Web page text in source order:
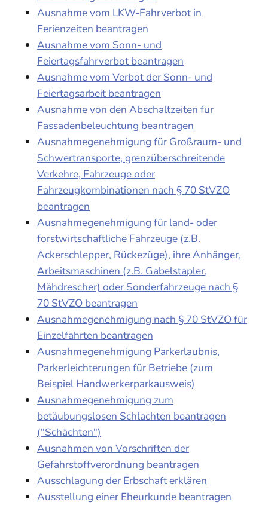
Ausnahme vom LKW-Fahrverbot in
Ferienzeiten beantragen
Ausnahme vom Sonn- und
Feiertagsfahrverbot beantragen
Ausnahme vom Verbot der Sonn- und
Feiertagsarbeit beantragen
Ausnahme von den Abschaltzeiten für
Fassadenbeleuchtung beantragen
Ausnahmegenehmigung für Großraum- und
Schwertransporte, grenzüberschreitende
Verkehre, Fahrzeuge oder
Fahrzeugkombinationen nach § 70 StVZO
beantragen
Ausnahmegenehmigung für land- oder
forstwirtschaftliche Fahrzeuge (z.B.
Ackerschlepper, Rückezüge), ihre Anhänger,
Arbeitsmaschinen (z.B. Gabelstapler,
Mähdrescher) oder Sonderfahrzeuge nach §
70 StVZO beantragen
Ausnahmegenehmigung nach § 70 StVZO für
Einzelfahrten beantragen
Ausnahmegenehmigung Parkerlaubnis,
Parkerleichterungen für Betriebe (zum
Beispiel Handwerkerparkausweis)
Ausnahmegenehmigung zum
betäubungslosen Schlachten beantragen
("Schächten")
Ausnahmen von Vorschriften der
Gefahrstoffverordnung beantragen
Ausschlagung der Erbschaft erklären
Ausstellung einer Eheurkunde beantragen